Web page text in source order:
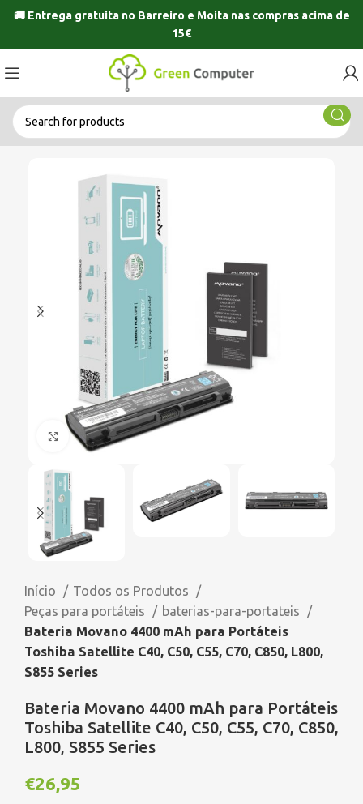
🚚 Entrega gratuita no Barreiro e Moitanas compras acima de
15€
Click to enlarge
Início
Todos os Produtos
Peças para portáteis
baterias-para-portateis
Bateria Movano 4400 mAh para Portáteis
Toshiba Satellite C40, C50, C55, C70, C850, L800,
S855 Series
Bateria Movano 4400 mAh para Portáteis
Toshiba Satellite C40, C50, C55, C70, C850,
L800, S855 Series
€26,95